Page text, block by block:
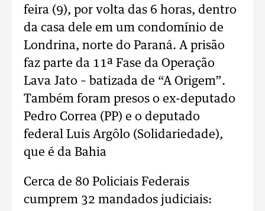
feira (9), por volta das 6 horas, dentro
da casa dele em um condomínio de
Londrina, norte do Paraná. A prisão
faz parte da 11ª Fase da Operação
Lava Jato – batizada de “A Origem”.
Também foram presos o ex-deputado
Pedro Correa (PP) e o deputado
federal Luis Argôlo (Solidariedade),
que é da Bahia
Cerca de 80 Policiais Federais
cumprem 32 mandados judiciais: